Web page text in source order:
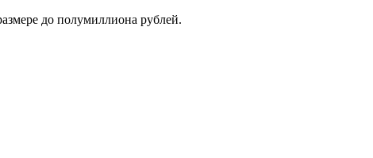
до полумиллиона рублей.